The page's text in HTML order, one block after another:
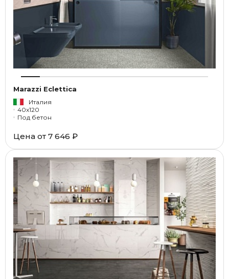
Marazzi Eclettica
Италия
40x120
Под бетон
Цена от 7 646 ₽